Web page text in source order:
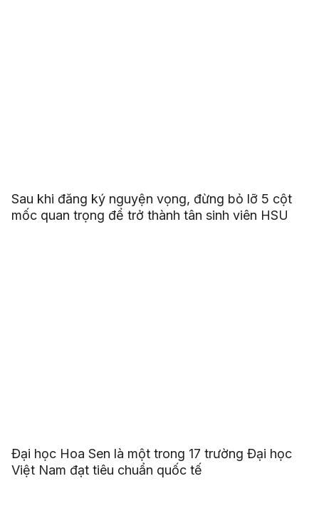
Sau khi đăng ký nguyện vọng, đừng bỏ lỡ 5 cột
mốc quan trọng để trở thành tân sinh viên HSU
Đại học Hoa Sen là một trong 17 trường Đại học
Việt Nam đạt tiêu chuẩn quốc tế